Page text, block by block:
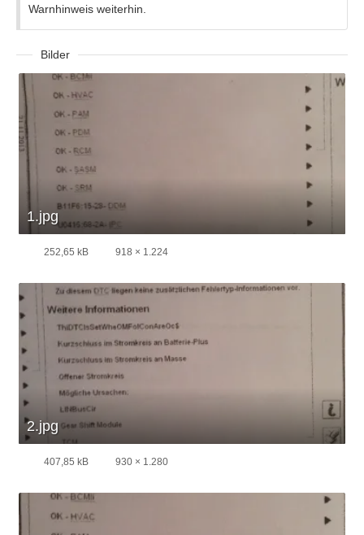
Warnhinweis weiterhin.
Bilder
1.jpg
252,65 kB 918 × 1.224
2.jpg
407,85 kB 930 × 1.280